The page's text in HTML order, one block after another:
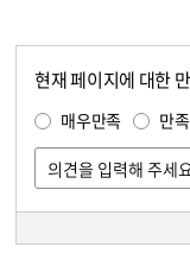
현재 페이지에 대한
매우만족 만족